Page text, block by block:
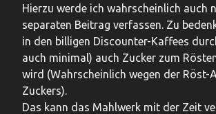
Hierzu werde ich wahrscheinlich auch
separaten Beitrag verfassen. Zu
in den billigen Discounter-Kaffees
auch minimal) auch Zucker zum
wird (Wahrscheinlich wegen der Röst-
Zuckers).
Das kann das Mahlwerk mit der Zeit